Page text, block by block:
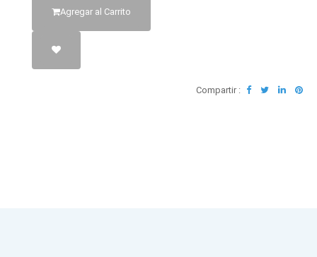
Agregar al Carrito
Compartir :